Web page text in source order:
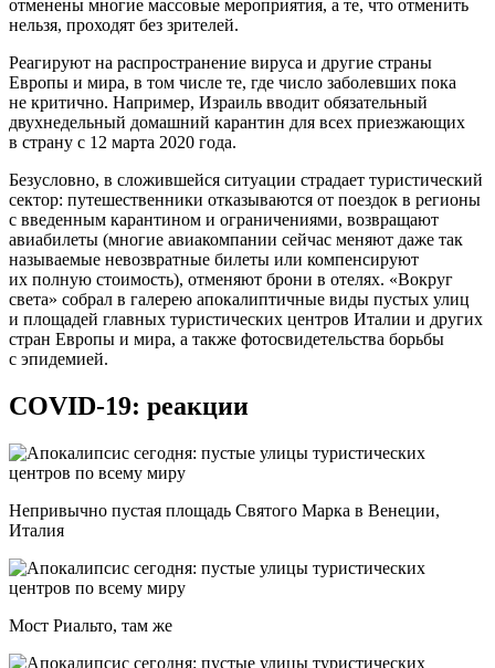
отменены многие массовые мероприятия, а те, что отменить
нельзя, проходят без зрителей.
Реагируют на распространение вируса и другие страны
Европы и мира, в том числе те, где число заболевших пока
не критично. Например, Израиль вводит обязательный
двухнедельный домашний карантин для всех приезжающих
в страну с 12 марта 2020 года.
Безусловно, в сложившейся ситуации страдает туристический
сектор: путешественники отказываются от поездок в регионы
с введенным карантином и ограничениями, возвращают
авиабилеты (многие авиакомпании сейчас меняют даже так
называемые невозвратные билеты или компенсируют
их полную стоимость), отменяют брони в отелях. «Вокруг
света» собрал в галерею апокалиптичные виды пустых улиц
и площадей главных туристических центров Италии и других
стран Европы и мира, а также фотосвидетельства борьбы
с эпидемией.
COVID-19: реакции
Непривычно пустая площадь Святого Марка в Венеции,
Италия
Мост Риальто, там же